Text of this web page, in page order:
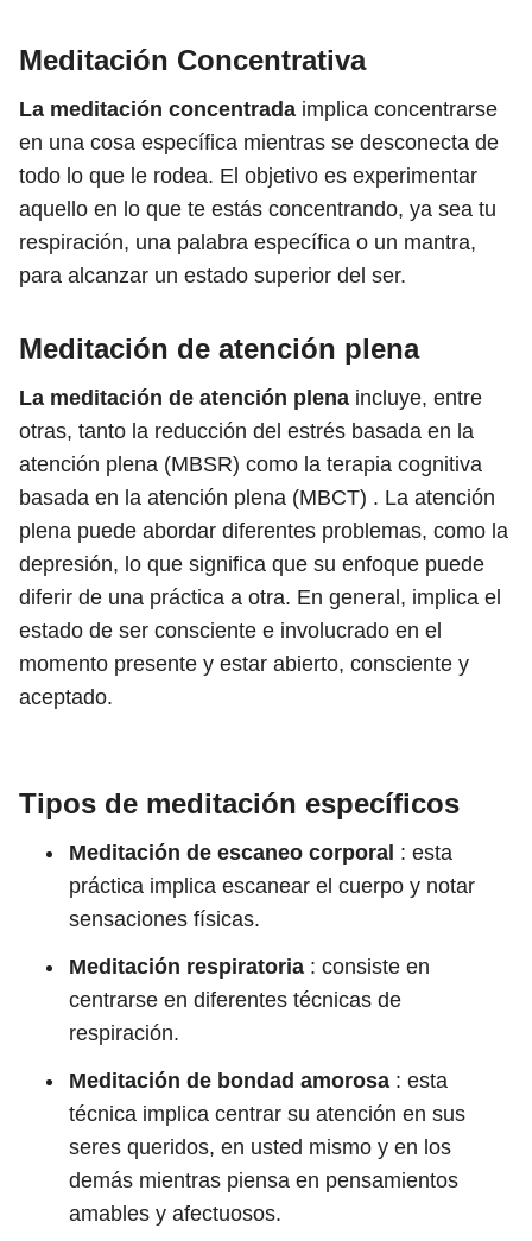
Meditación Concentrativa
La meditación concentrada implica concentrarse
en una cosa específica mientras se desconecta de
todo lo que le rodea. El objetivo es experimentar
aquello en lo que te estás concentrando, ya sea tu
respiración, una palabra específica o un mantra,
para alcanzar un estado superior del ser.
Meditación de atención plena
La meditación de atención plena incluye, entre
otras, tanto la reducción del estrés basada en la
atención plena (MBSR) como la terapia cognitiva
basada en la atención plena (MBCT) . La atención
plena puede abordar diferentes problemas, como la
depresión, lo que significa que su enfoque puede
diferir de una práctica a otra. En general, implica el
estado de ser consciente e involucrado en el
momento presente y estar abierto, consciente y
aceptado.
Tipos de meditación específicos
Meditación de escaneo corporal : esta
práctica implica escanear el cuerpo y notar
sensaciones físicas.
Meditación respiratoria : consiste en
centrarse en diferentes técnicas de
respiración.
Meditación de bondad amorosa : esta
técnica implica centrar su atención en sus
seres queridos, en usted mismo y en los
demás mientras piensa en pensamientos
amables y afectuosos.